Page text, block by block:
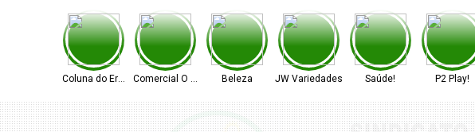
Coluna do ErnâniComercial O FerreiraBeleza JW Variedades Saúde! P2 Play!